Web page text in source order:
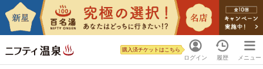
ログイン
購入済チケットはこちら
履歴 メニュー